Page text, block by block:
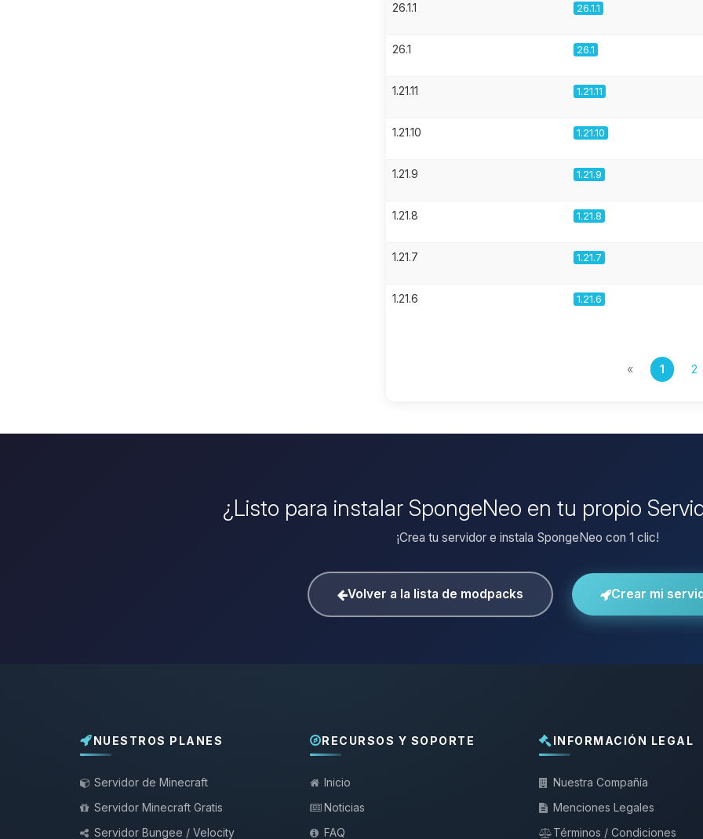
26.1.1 26.1.1
26.1 26.1
1.21.11 1.21.11
1.21.10 1.21.10
1.21.9 1.21.9
1.21.8 1.21.8
1.21.7 1.21.7
1.21.6 1.21.6
« 1 2
¿Listo para instalar SpongeNeo en tu propio
¡Crea tu servidor e instala SpongeNeo con 1 clic!
Volver a la lista de modpacks Crear mi
NUESTROS PLANES
Servidor de Minecraft
Servidor Minecraft Gratis
Servidor Bungee / Velocity
RECURSOS Y SOPORTE
Inicio
Noticias
FAQ
INFORMACIÓN LEGAL
Nuestra Compañía
Menciones Legales
Términos / Condiciones